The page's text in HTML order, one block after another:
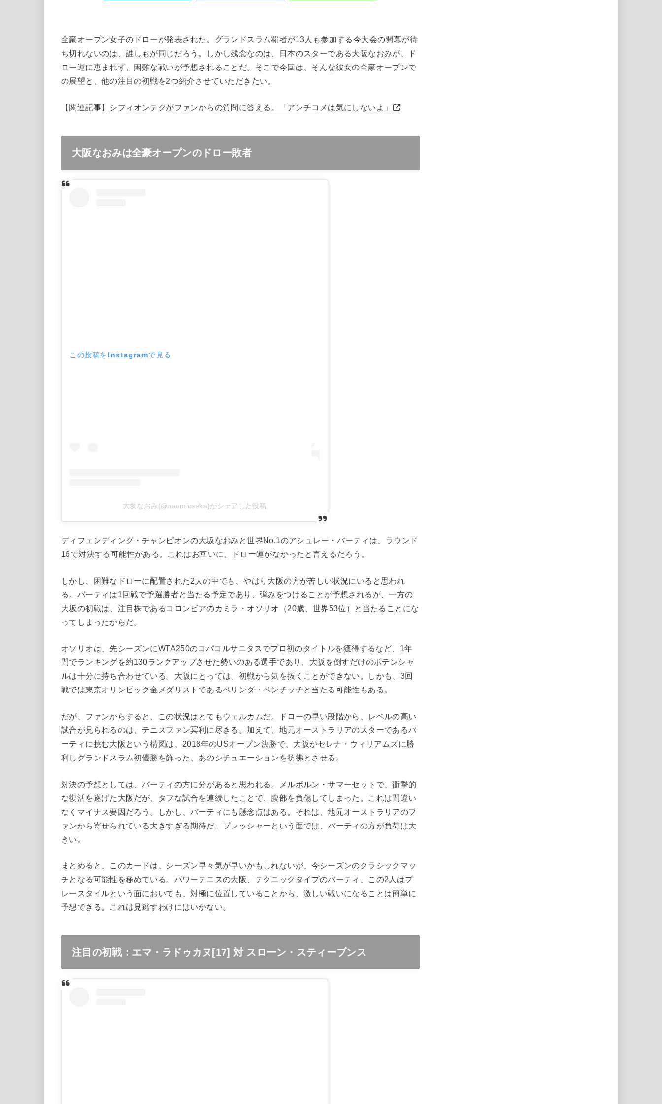
全豪オープン女子のドローが発表された。グランドスラム覇者が13人も参加する今大会の開幕が待
ち切れないのは、誰しもが同じだろう。しかし残念なのは、日本のスターである大阪なおみが、ド
ロー運に恵まれず、困難な戦いが予想されることだ。そこで今回は、そんな彼女の全豪オープンで
の展望と、他の注目の初戦を2つ紹介させていただきたい。
【関連記事】 シフィオンテクがファンからの質問に答える。「アンチコメは気にしないよ」
大阪なおみは全豪オープンのドロー敗者
この投稿をInstagramで見る
大坂なおみ(@naomiosaka)がシェアした投稿
ディフェンディング・チャンピオンの大坂なおみと世界No.1のアシュレー・バーティは、ラウンド
16で対決する可能性がある。これはお互いに、ドロー運がなかったと言えるだろう。
しかし、困難なドローに配置された2人の中でも、やはり大阪の方が苦しい状況にいると思われ
る。バーティは1回戦で予選勝者と当たる予定であり、弾みをつけることが予想されるが、一方の
大坂の初戦は、注目株であるコロンビアのカミラ・オソリオ（20歳、世界53位）と当たることにな
ってしまったからだ。
オソリオは、先シーズンにWTA250のコパコルサニタスでプロ初のタイトルを獲得するなど、1年
間でランキングを約130ランクアップさせた勢いのある選手であり、大阪を倒すだけのポテンシャ
ルは十分に持ち合わせている。大阪にとっては、初戦から気を抜くことができない。しかも、3回
戦では東京オリンピック金メダリストであるベリンダ・ベンチッチと当たる可能性もある。
だが、ファンからすると、この状況はとてもウェルカムだ。ドローの早い段階から、レベルの高い
試合が見られるのは、テニスファン冥利に尽きる。加えて、地元オーストラリアのスターであるバ
ーティに挑む大阪という構図は、2018年のUSオープン決勝で、大阪がセレナ・ウィリアムズに勝
利しグランドスラム初優勝を飾った、あのシチュエーションを彷彿とさせる。
対決の予想としては、バーティの方に分があると思われる。メルボルン・サマーセットで、衝撃的
な復活を遂げた大阪だが、タフな試合を連続したことで、腹部を負傷してしまった。これは間違い
なくマイナス要因だろう。しかし、バーティにも懸念点はある。それは、地元オーストラリアのフ
ァンから寄せられている大きすぎる期待だ。プレッシャーという面では、バーティの方が負荷は大
きい。
まとめると、このカードは、シーズン早々気が早いかもしれないが、今シーズンのクラシックマッ
チとなる可能性を秘めている。パワーテニスの大阪、テクニックタイプのバーティ、この2 人はプ
レースタイルという面においても、対極に位置していることから、激しい戦いになることは簡単に
予想できる。これは見逃すわけにはいかない。
注目の初戦：エマ・ラドゥカヌ[17] 対 スローン・スティーブンス